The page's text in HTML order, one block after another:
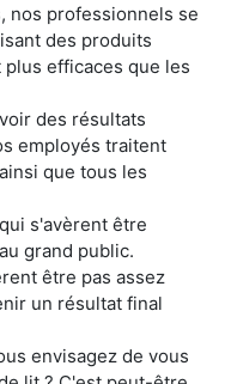
nos professionnels se
des produits
efficaces que les
des résultats
employés traitent
que tous les
s'avèrent être
grand public.
être pas assez
un résultat final
envisagez de vous